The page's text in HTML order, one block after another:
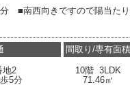
■南西向きですので陽当
地2
5分
間取り/専有面積
10階 3LDK
71.46㎡